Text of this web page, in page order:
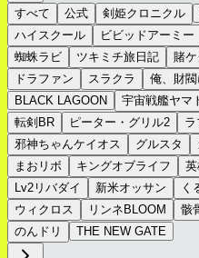
すべて 公式 剣姫クロニクル
ハイスクール
ビビッドアーミー
蜘蛛ラビ
ツキミチ旅日記 賭
ドラファン
スラクラ 俺、財
BLACK LAGOON
宇宙戦艦ヤマ
転剣BR
ピーター・グリル2 ラ
邪神ちゃんケイオス
グルスタ
まおリボ
キングオブライフ
Lv2リバダイ
新米オッサン く
ウィクロス
リンネBLOOM 骸
のんドリ
THE NEW GATE